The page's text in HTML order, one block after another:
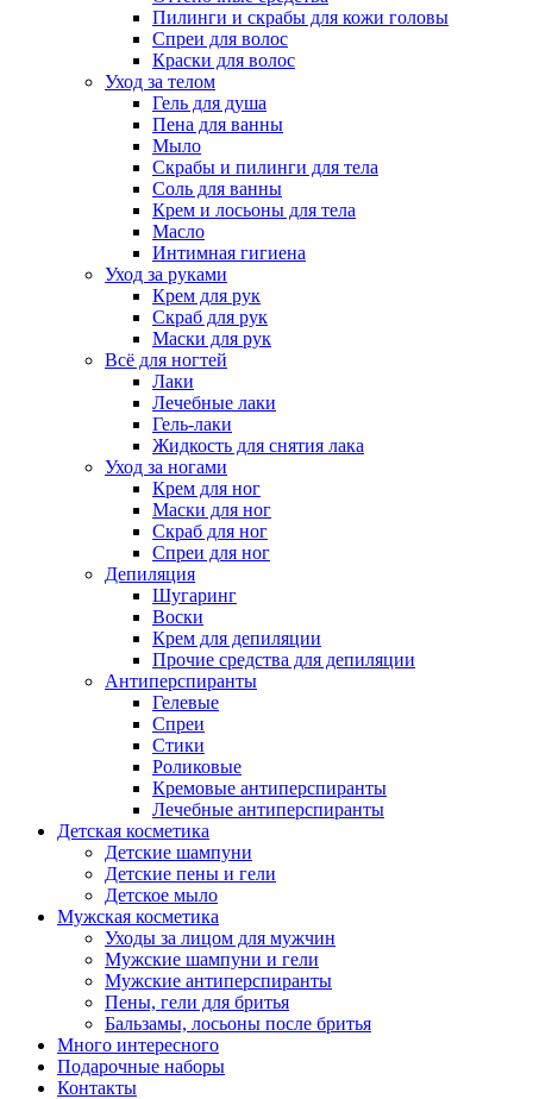
Пилинги и скрабы для кожи головы
Спреи для волос
Краски для волос
Уход за телом
Гель для душа
Пена для ванны
Мыло
Скрабы и пилинги для тела
Соль для ванны
Крем и лосьоны для тела
Масло
Интимная гигиена
Уход за руками
Крем для рук
Скраб для рук
Маски для рук
Всё для ногтей
Лаки
Лечебные лаки
Гель-лаки
Жидкость для снятия лака
Уход за ногами
Крем для ног
Маски для ног
Скраб для ног
Спреи для ног
Депиляция
Шугаринг
Воски
Крем для депиляции
Прочие средства для депиляции
Антиперспиранты
Гелевые
Спреи
Стики
Роликовые
Кремовые антиперспиранты
Лечебные антиперспиранты
Детская косметика
Детские шампуни
Детские пены и гели
Детское мыло
Мужская косметика
Уходы за лицом для мужчин
Мужские шампуни и гели
Мужские антиперспиранты
Пены, гели для бритья
Бальзамы, лосьоны после бритья
Много интересного
Подарочные наборы
Контакты